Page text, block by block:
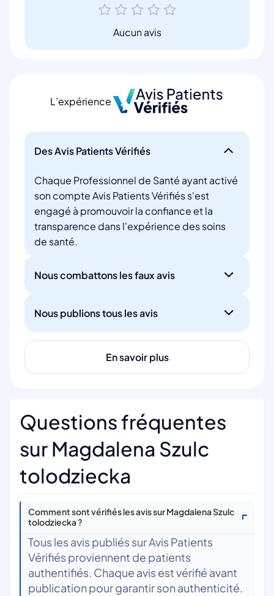
Aucun avis
L’expérience
Des Avis Patients Vérifiés
Chaque Professionnel de Santé ayant activé
son compte Avis Patients Vérifiés s'est
engagé à promouvoir la confiance et la
transparence dans l'expérience des soins
de santé.
Nous combattons les faux avis
Nous publions tous les avis
En savoir plus
Questions fréquentes
sur Magdalena Szulc
tolodziecka
Comment sont vérifiés les avis sur Magdalena Szulc
tolodziecka ?
Tous les avis publiés sur Avis Patients
Vérifiés proviennent de patients
authentifiés. Chaque avis est vérifié avant
publication pour garantir son authenticité.